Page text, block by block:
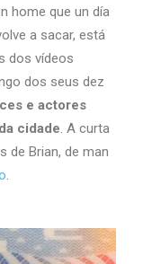
home que un día
a sacar, está
dos vídeos
dos seus dez
e actores
cidade. A curta
de Brian, de man
.